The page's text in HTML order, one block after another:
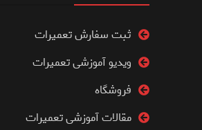
ثبت سفارش تعمیرات
ویدیو آموزشی تعمیرات
فروشگاه
مقالات آموزشی تعمیرات